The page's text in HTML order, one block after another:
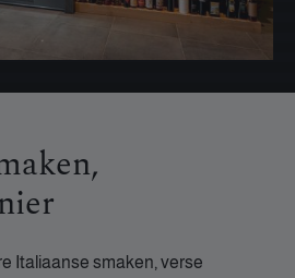
Italiaanse smaken, verse